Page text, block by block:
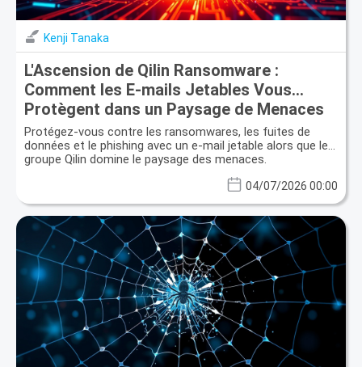
Kenji Tanaka
L'Ascension de Qilin Ransomware :
Comment les E-mails Jetables Vous
Protègent dans un Paysage de Menaces
Consolidé
Protégez-vous contre les ransomwares, les fuites de
données et le phishing avec un e-mail jetable alors que le
groupe Qilin domine le paysage des menaces.
04/07/2026 00:00